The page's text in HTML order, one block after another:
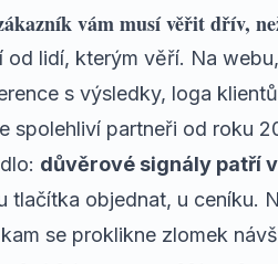
vám musí věřit dřív,
od lidí, kterým věří. Na
s výsledky, loga
spolehliví partneři od roku
důvěrové signály patří
tlačítka objednat, u ceníku.
kam se proklikne zlomek